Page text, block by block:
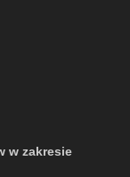
w zakresie